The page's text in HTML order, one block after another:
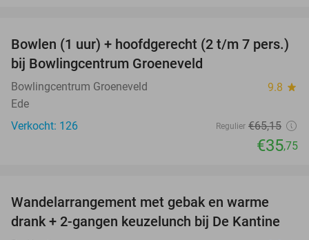
45%
Bowlen (1 uur) + hoofdgerecht (2 t/m 7 pers.)
bij Bowlingcentrum Groeneveld
Bowlingcentrum Groeneveld 9.8 star
Ede
Verkocht: 126
Regulier €65,15
€35,75
45%
Wandelarrangement met gebak en warme
drank + 2-gangen keuzelunch bij De Kantine